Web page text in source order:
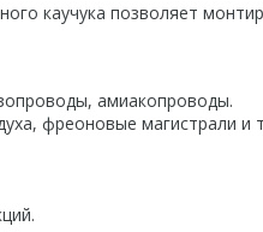
каучука позволяет
амиакопроводы.
фреоновые магистрали и